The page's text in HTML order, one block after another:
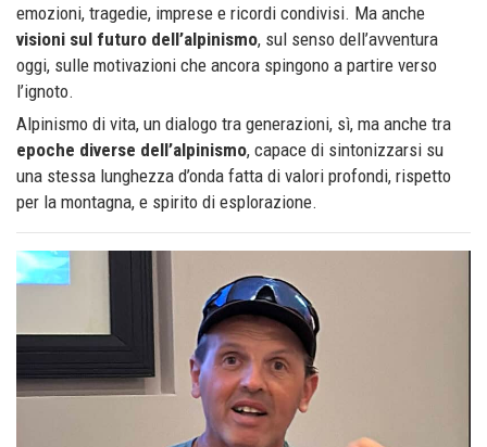
emozioni, tragedie, imprese e ricordi condivisi. Ma anche
visioni sul futuro dell’alpinismo, sul senso dell’avventura
oggi, sulle motivazioni che ancora spingono a partire verso
l’ignoto.
Alpinismo di vita, un dialogo tra generazioni, sì, ma anche tra
epoche diverse dell’alpinismo, capace di sintonizzarsi su
una stessa lunghezza d’onda fatta di valori profondi, rispetto
per la montagna, e spirito di esplorazione.